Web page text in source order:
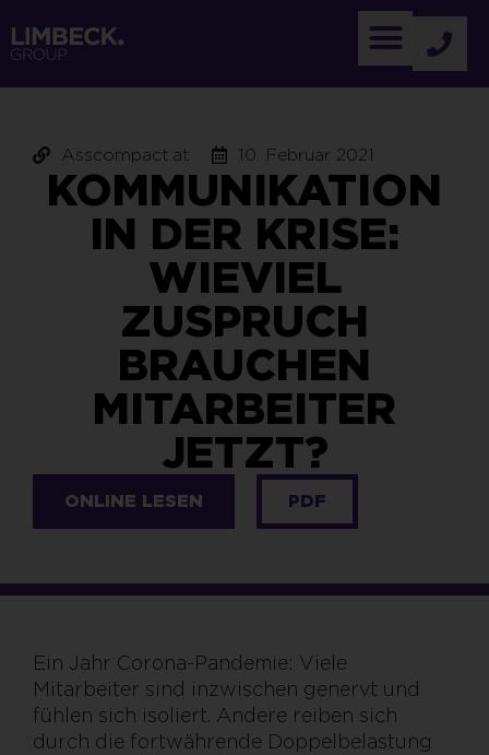
Asscompact.at 10. Februar 2021
KOMMUNIKATION
IN DER KRISE:
WIEVIEL
ZUSPRUCH
BRAUCHEN
MITARBEITER
JETZT?
ONLINE LESEN PDF
Ein Jahr Corona-Pandemie: Viele
Mitarbeiter sind inzwischen genervt und
fühlen sich isoliert. Andere reiben sich
durch die fortwährende Doppelbelastung